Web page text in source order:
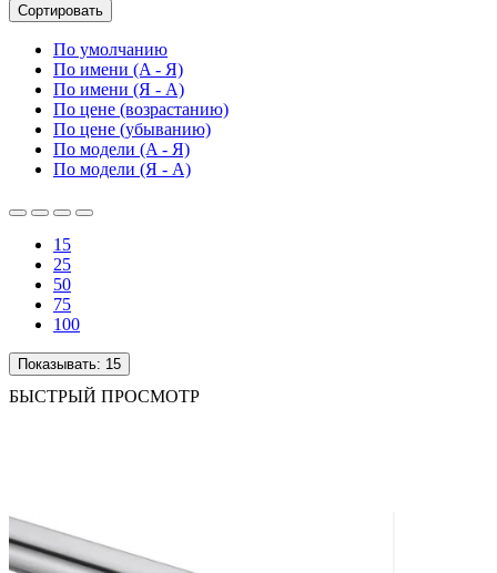
Сортировать
По умолчанию
По имени (A - Я)
По имени (Я - A)
По цене (возрастанию)
По цене (убыванию)
По модели (A - Я)
По модели (Я - A)
15
25
50
75
100
Показывать: 15
БЫСТРЫЙ ПРОСМОТР